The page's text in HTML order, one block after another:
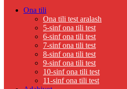
Ona tili
Ona tili test aralash
5-sinf ona tili test
6-sinf ona tili test
7-sinf ona tili test
8-sinf ona tili test
9-sinf ona tili test
10-sinf ona tili test
11-sinf ona tili test